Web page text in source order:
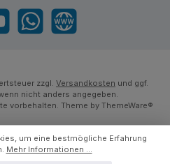
WhatsApp Website
zzgl. Versandkosten und ggf.
nicht anders angegeben.
vorbehalten. Theme by ThemeWare®
um eine bestmögliche Erfahrung
Mehr Informationen ...